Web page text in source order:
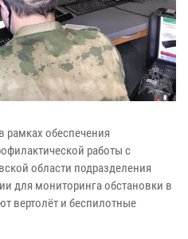
рамках обеспечения
работы с
области подразделения
для мониторинга обстановки в
вертолёт и беспилотные